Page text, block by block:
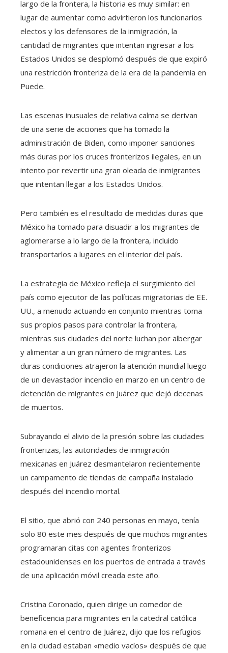
largo de la frontera, la historia es muy similar: en
lugar de aumentar como advirtieron los funcionarios
electos y los defensores de la inmigración, la
cantidad de migrantes que intentan ingresar a los
Estados Unidos se desplomó después de que expiró
una restricción fronteriza de la era de la pandemia en
Puede.
Las escenas inusuales de relativa calma se derivan
de una serie de acciones que ha tomado la
administración de Biden, como imponer sanciones
más duras por los cruces fronterizos ilegales, en un
intento por revertir una gran oleada de inmigrantes
que intentan llegar a los Estados Unidos.
Pero también es el resultado de medidas duras que
México ha tomado para disuadir a los migrantes de
aglomerarse a lo largo de la frontera, incluido
transportarlos a lugares en el interior del país.
La estrategia de México refleja el surgimiento del
país como ejecutor de las políticas migratorias de EE.
UU., a menudo actuando en conjunto mientras toma
sus propios pasos para controlar la frontera,
mientras sus ciudades del norte luchan por albergar
y alimentar a un gran número de migrantes. Las
duras condiciones atrajeron la atención mundial luego
de un devastador incendio en marzo en un centro de
detención de migrantes en Juárez que dejó decenas
de muertos.
Subrayando el alivio de la presión sobre las ciudades
fronterizas, las autoridades de inmigración
mexicanas en Juárez desmantelaron recientemente
un campamento de tiendas de campaña instalado
después del incendio mortal.
El sitio, que abrió con 240 personas en mayo, tenía
solo 80 este mes después de que muchos migrantes
programaran citas con agentes fronterizos
estadounidenses en los puertos de entrada a través
de una aplicación móvil creada este año.
Cristina Coronado, quien dirige un comedor de
beneficencia para migrantes en la catedral católica
romana en el centro de Juárez, dijo que los refugios
en la ciudad estaban «medio vacíos» después de que